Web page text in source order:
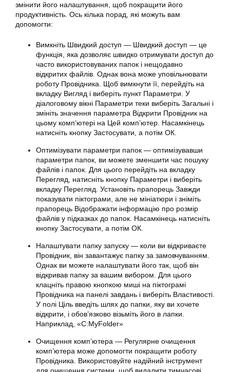
змінити його налаштування, щоб покращити його
продуктивність. Ось кілька порад, які можуть вам
допомогти:
Вимкніть Швидкий доступ — Швидкий доступ — це
функція, яка дозволяє швидко отримувати доступ до
часто використовуваних папок і нещодавно
відкритих файлів. Однак вона може уповільнювати
роботу Провідника. Щоб вимкнути її, перейдіть на
вкладку Вигляд і виберіть пункт Параметри. У
діалоговому вікні Параметри теки виберіть Загальні і
змініть значення параметра Відкрити Провідник на
цьому комп’ютері на Цей комп’ютер. Насамкінець
натисніть кнопку Застосувати, а потім ОК.
Оптимізувати параметри папок — оптимізувавши
параметри папок, ви можете зменшити час пошуку
файлів і папок. Для цього перейдіть на вкладку
Перегляд, натисніть кнопку Параметри і виберіть
вкладку Перегляд. Установіть прапорець Завжди
показувати піктограми, але не мініатюри і зніміть
прапорець Відображати інформацію про розмір
файлів у підказках до папок. Насамкінець натисніть
кнопку Застосувати, а потім ОК.
Налаштувати папку запуску — коли ви відкриваєте
Провідник, він завантажує папку за замовчуванням.
Однак ви можете налаштувати його так, щоб він
відкривав папку за вашим вибором. Для цього
клацніть правою кнопкою миші на піктограмі
Провідника на панелі завдань і виберіть Властивості.
У полі Ціль введіть шлях до папки, яку ви хочете
відкрити, і обов’язково візьміть його в лапки.
Наприклад, «C:MyFolder»
Очищення комп’ютера — Регулярне очищення
комп’ютера може допомогти покращити роботу
Провідника. Використовуйте надійний інструмент